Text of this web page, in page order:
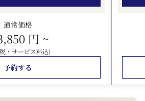
、条例の改定が予定されており、
■
クレジットカードのプリントを頂戴
200%の現金を一旦お預かりしチェ
いたします。
通常価格
円 ~
・サービス料込)
予約する